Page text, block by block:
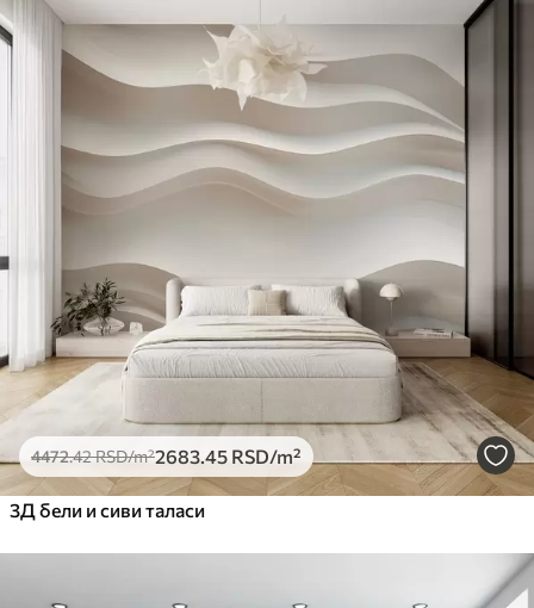
4472.42RSD/m²2683 .45 RSD/m²
3Д бели и сиви таласи